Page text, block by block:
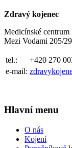
Zdravý kojenec
Medicínské centrum
Mezi Vodami 205/
tel.:
+420 270
e-mail:
Hlavní menu
O nás
Kojení